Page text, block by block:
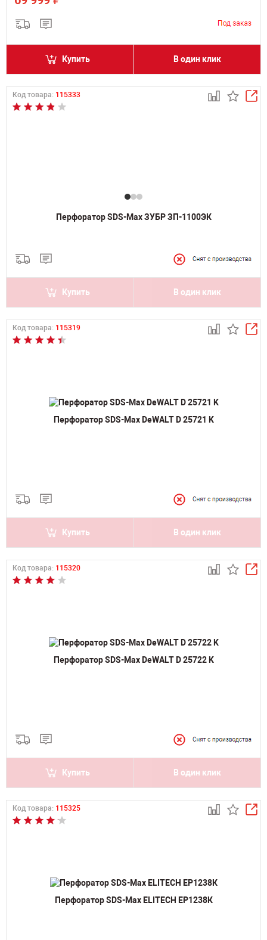
Купить В один клик
Код товара: 115333
Перфоратор SDS-Max ЗУБР ЗП-1100ЭК
Купить В один клик
Код товара: 115319
Перфоратор SDS-Max DeWALT D 25721 K
Купить В один клик
Код товара: 115320
Перфоратор SDS-Max DeWALT D 25722 K
Купить В один клик
Код товара: 115325
Перфоратор SDS-Max ELITECH ЕР1238К